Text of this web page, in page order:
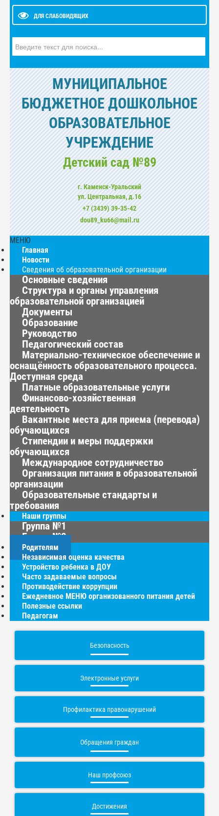
ДЛЯ СЛАБОВИДЯЩИХ
МУНИЦИПАЛЬНОЕ
БЮДЖЕТНОЕ ДОШКОЛЬНОЕ
ОБРАЗОВАТЕЛЬНОЕ
УЧРЕЖДЕНИЕ
Детский сад №89
г. Каменск-Уральский
ул. Центральная, д.16
+7 (3439) 39-35-42
dou89_ku66@mail.ru
МЕНЮ
Главная
Новости
Сведения об образовательной организации
Основные сведения
Структура и органы управления
образовательной организацией
Документы
Образование
Руководство
Педагогический состав
Материально-техническое обеспечение и
оснащённость образовательного процесса.
Доступная среда
Платные образовательные услуги
Финансово-хозяйственная
деятельность
Вакантные места для приема (перевода)
обучающихся
Стипендии и меры поддержки
обучающихся
Международное сотрудничество
Организация питания в образовательной
организации
Образовательные стандарты и
требования
Наши группы
Группа №1
Группа №2
Родителям
Независимая оценка качества
Устройство ребенка в ДОУ
Часто задаваемые вопросы
Противодействие коррупции
Ежедневное МЕНЮ организованного питания детей
Полезные ссылки
Педагогам
Безопасность
Электронные услуги
Профилактика правонарушений
Обращения граждан
Наш профсоюз
Достижения